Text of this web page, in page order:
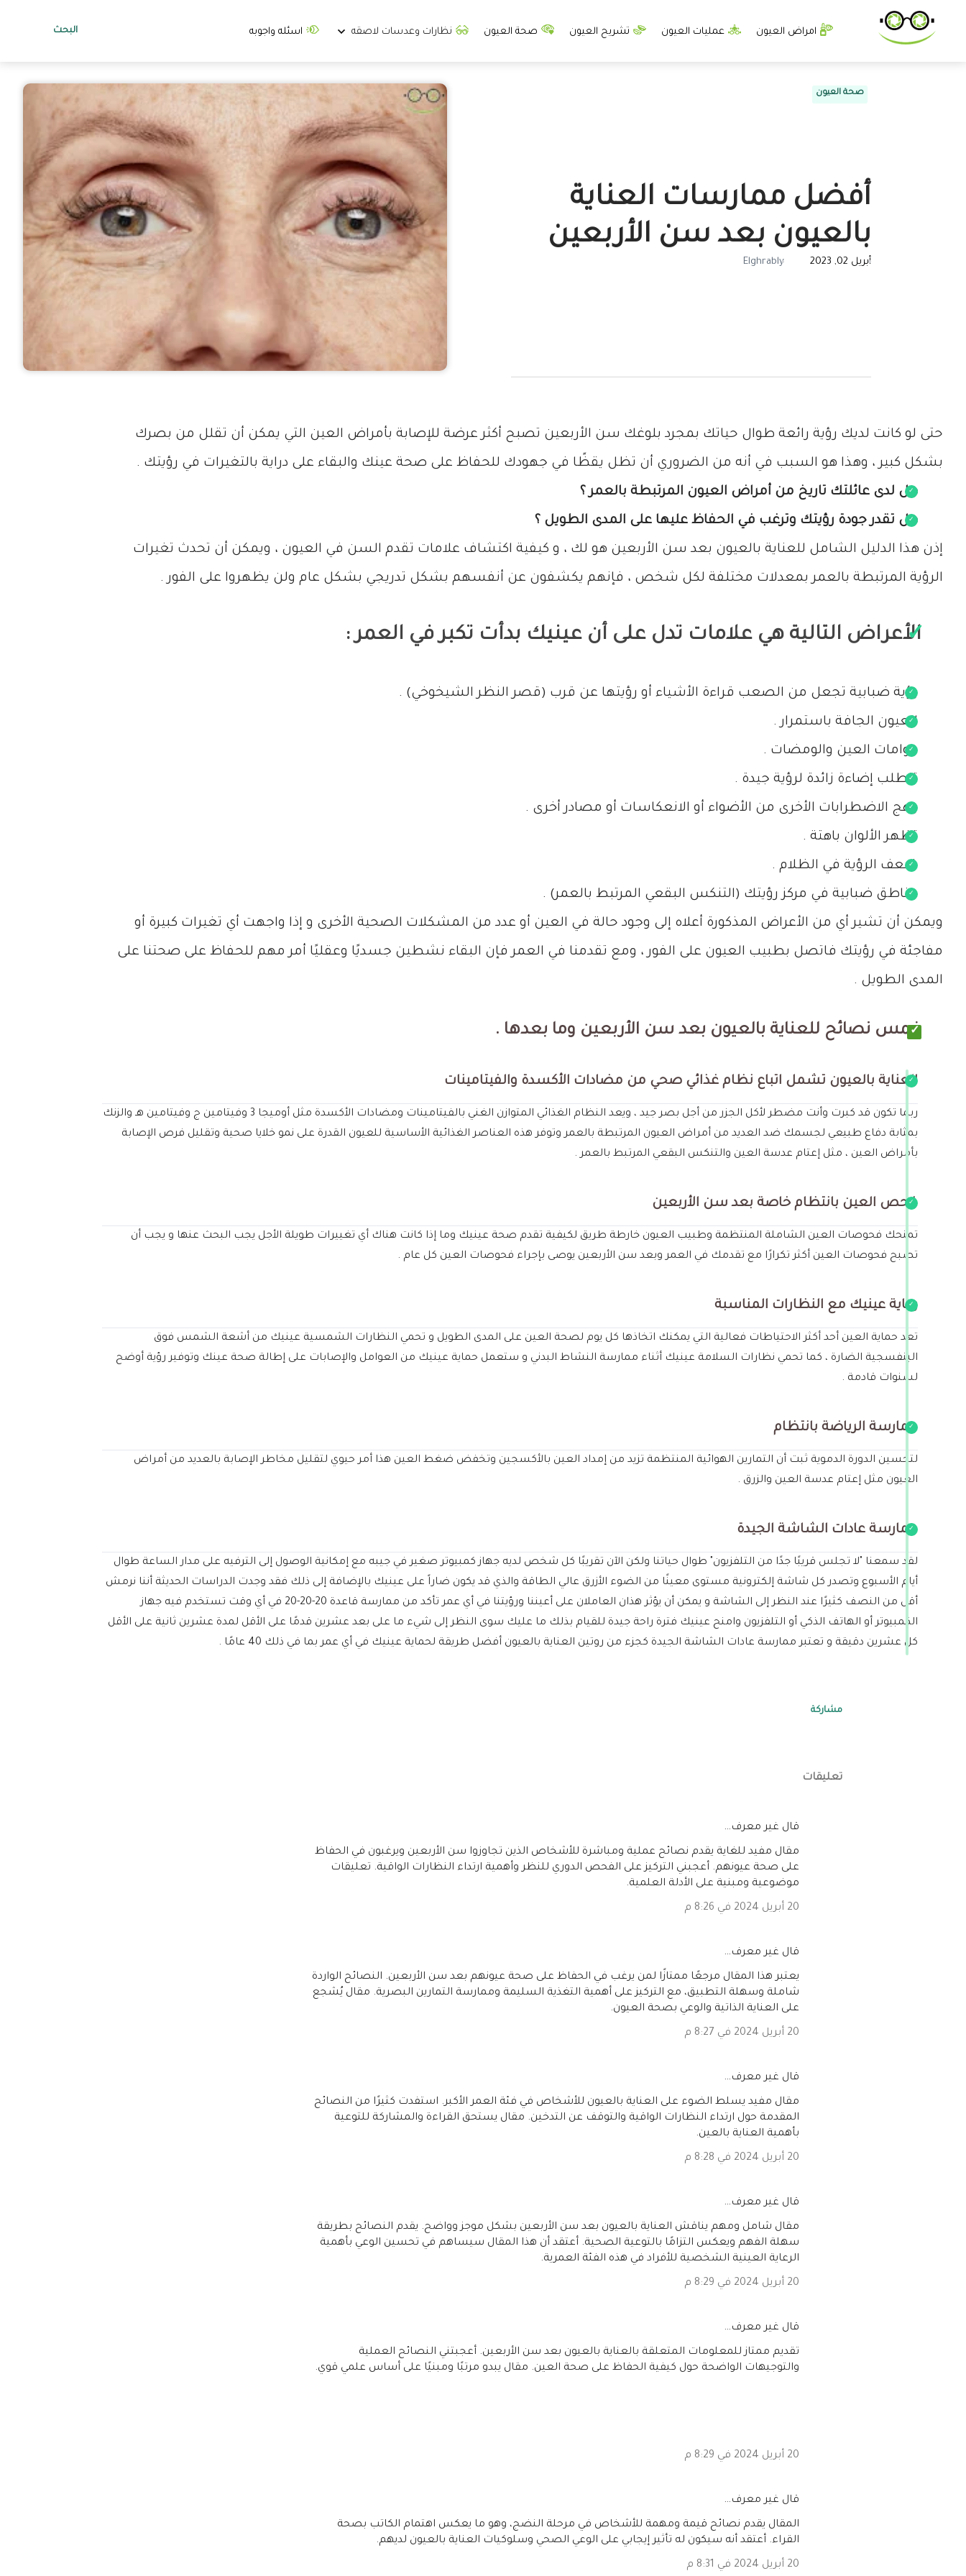
امراض العيون عمليات العيون تشريح العيون صحة العيون نظارات وعدسات لاصقه اسئله واجوبه البحث
صحة العيون
أفضل ممارسات العناية
بالعيون بعد سن الأربعين
أبريل 02, 2023 Elghrably
حتى لو كانت لديك رؤية رائعة طوال حياتك بمجرد بلوغك سن الأربعين تصبح أكثر عرضة للإصابة بأمراض العين التي يمكن أن تقلل من بصرك
بشكل كبير ، وهذا هو السبب في أنه من الضروري أن تظل يقظًا في جهودك للحفاظ على صحة عينك والبقاء على دراية بالتغيرات في رؤيتك .
هل لدى عائلتك تاريخ من أمراض العيون المرتبطة بالعمر ؟
هل تقدر جودة رؤيتك وترغب في الحفاظ عليها على المدى الطويل ؟
إذن هذا الدليل الشامل للعناية بالعيون بعد سن الأربعين هو لك ، و كيفية اكتشاف علامات تقدم السن في العيون ، ويمكن أن تحدث تغيرات
الرؤية المرتبطة بالعمر بمعدلات مختلفة لكل شخص ، فإنهم يكشفون عن أنفسهم بشكل تدريجي بشكل عام ولن يظهروا على الفور .
الأعراض التالية هي علامات تدل على أن عينيك بدأت تكبر في العمر :
رؤية ضبابية تجعل من الصعب قراءة الأشياء أو رؤيتها عن قرب (قصر النظر الشيخوخي) .
العيون الجافة باستمرار .
عوامات العين والومضات .
تتطلب إضاءة زائدة لرؤية جيدة .
وهج الاضطرابات الأخرى من الأضواء أو الانعكاسات أو مصادر أخرى .
تظهر الألوان باهتة .
ضعف الرؤية في الظلام .
مناطق ضبابية في مركز رؤيتك (التنكس البقعي المرتبط بالعمر) .
ويمكن أن تشير أي من الأعراض المذكورة أعلاه إلى وجود حالة في العين أو عدد من المشكلات الصحية الأخرى و إذا واجهت أي تغيرات كبيرة أو
مفاجئة في رؤيتك فاتصل بطبيب العيون على الفور ، ومع تقدمنا في العمر فإن البقاء نشطين جسديًا وعقليًا أمر مهم للحفاظ على صحتنا على
المدى الطويل .
خمس نصائح للعناية بالعيون بعد سن الأربعين وما بعدها .
العناية بالعيون تشمل اتباع نظام غذائي صحي من مضادات الأكسدة والفيتامينات
ربما تكون قد كبرت وأنت مضطر لأكل الجزر من أجل بصر جيد ، ويعد النظام الغذائي المتوازن الغني بالفيتامينات ومضادات الأكسدة مثل أوميجا 3 وفيتامين ج وفيتامين هـ والزنك
بمثابة دفاع طبيعي لجسمك ضد العديد من أمراض العيون المرتبطة بالعمر وتوفر هذه العناصر الغذائية الأساسية للعيون القدرة على نمو خلايا صحية وتقليل فرص الإصابة
بأمراض العين ، مثل إعتام عدسة العين والتنكس البقعي المرتبط بالعمر .
فحص العين بانتظام خاصة بعد سن الأربعين
تمنحك فحوصات العين الشاملة المنتظمة وطبيب العيون خارطة طريق لكيفية تقدم صحة عينيك وما إذا كانت هناك أي تغييرات طويلة الأجل يجب البحث عنها و يجب أن
تصبح فحوصات العين أكثر تكرارًا مع تقدمك في العمر وبعد سن الأربعين يوصى بإجراء فحوصات العين كل عام .
رعاية عينيك مع النظارات المناسبة
تعد حماية العين أحد أكثر الاحتياطات فعالية التي يمكنك اتخاذها كل يوم لصحة العين على المدى الطويل و تحمي النظارات الشمسية عينيك من أشعة الشمس فوق
البنفسجية الضارة ، كما تحمي نظارات السلامة عينيك أثناء ممارسة النشاط البدني و ستعمل حماية عينيك من العوامل والإصابات على إطالة صحة عينك وتوفير رؤية أوضح
لسنوات قادمة .
ممارسة الرياضة بانتظام
لتحسين الدورة الدموية ثبت أن التمارين الهوائية المنتظمة تزيد من إمداد العين بالأكسجين وتخفض ضغط العين هذا أمر حيوي لتقليل مخاطر الإصابة بالعديد من أمراض
العيون مثل إعتام عدسة العين والزرق .
ممارسة عادات الشاشة الجيدة
لقد سمعنا "لا تجلس قريبًا جدًا من التلفزيون" طوال حياتنا ولكن الآن تقريبًا كل شخص لديه جهاز كمبيوتر صغير في جيبه مع إمكانية الوصول إلى الترفيه على مدار الساعة طوال
أيام الأسبوع وتصدر كل شاشة إلكترونية مستوى معينًا من الضوء الأزرق عالي الطاقة والذي قد يكون ضاراً على عينيك بالإضافة إلى ذلك فقد وجدت الدراسات الحديثة أننا نرمش
أقل من النصف كثيرًا عند النظر إلى الشاشة و يمكن أن يؤثر هذان العاملان على أعيننا ورؤيتنا في أي عمر تأكد من ممارسة قاعدة 20-20-20 في أي وقت تستخدم فيه جهاز
الكمبيوتر أو الهاتف الذكي أو التلفزيون وامنح عينيك فترة راحة جيدة للقيام بذلك ما عليك سوى النظر إلى شيء ما على بعد عشرين قدمًا على الأقل لمدة عشرين ثانية على الأقل
كل عشرين دقيقة و تعتبر ممارسة عادات الشاشة الجيدة كجزء من روتين العناية بالعيون أفضل طريقة لحماية عينيك في أي عمر بما في ذلك 40 عامًا .
مشاركة
تعليقات
‏قال غير معرف…
مقال مفيد للغاية يقدم نصائح عملية ومباشرة للأشخاص الذين تجاوزوا سن الأربعين ويرغبون في الحفاظ
على صحة عيونهم. أعجبني التركيز على الفحص الدوري للنظر وأهمية ارتداء النظارات الواقية. تعليقات
موضوعية ومبنية على الأدلة العلمية.
20 أبريل 2024 في 8:26 م
‏قال غير معرف…
يعتبر هذا المقال مرجعًا ممتازًا لمن يرغب في الحفاظ على صحة عيونهم بعد سن الأربعين. النصائح الواردة
شاملة وسهلة التطبيق، مع التركيز على أهمية التغذية السليمة وممارسة التمارين البصرية. مقال يُشجع
على العناية الذاتية والوعي بصحة العيون.
20 أبريل 2024 في 8:27 م
‏قال غير معرف…
مقال مفيد يسلط الضوء على العناية بالعيون للأشخاص في فئة العمر الأكبر. استفدت كثيرًا من النصائح
المقدمة حول ارتداء النظارات الواقية والتوقف عن التدخين. مقال يستحق القراءة والمشاركة للتوعية
بأهمية العناية بالعين.
20 أبريل 2024 في 8:28 م
‏قال غير معرف…
مقال شامل ومهم يناقش العناية بالعيون بعد سن الأربعين بشكل موجز وواضح. يقدم النصائح بطريقة
سهلة الفهم ويعكس التزامًا بالتوعية الصحية. أعتقد أن هذا المقال سيساهم في تحسين الوعي بأهمية
الرعاية العينية الشخصية للأفراد في هذه الفئة العمرية.
20 أبريل 2024 في 8:29 م
‏قال غير معرف…
تقديم ممتاز للمعلومات المتعلقة بالعناية بالعيون بعد سن الأربعين. أعجبتني النصائح العملية
والتوجيهات الواضحة حول كيفية الحفاظ على صحة العين. مقال يبدو مرتبًا ومبنيًا على أساس علمي قوي.
20 أبريل 2024 في 8:29 م
‏قال غير معرف…
المقال يقدم نصائح قيمة ومهمة للأشخاص في مرحلة النضج، وهو ما يعكس اهتمام الكاتب بصحة
القراء. أعتقد أنه سيكون له تأثير إيجابي على الوعي الصحي وسلوكيات العناية بالعيون لديهم.
20 أبريل 2024 في 8:31 م